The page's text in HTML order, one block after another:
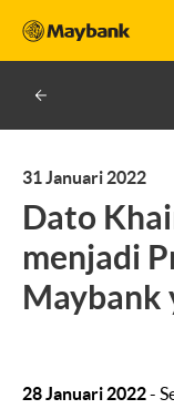
31 Januari 2022
Dato
menjadi
Maybank
28 Januari 2022-